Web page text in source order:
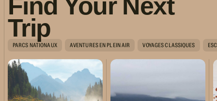
Find Your Next
Trip
PARCS NATIONAUX AVENTURES EN PLEIN AIR VOYAGES CLASSIQUES